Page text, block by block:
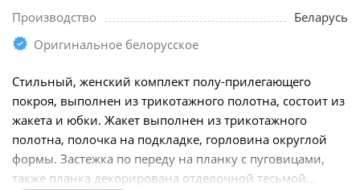
Производство
Беларусь
Оригинальное белорусское
Стильный, женский комплект полу-прилегающего
покроя, выполнен из трикотажного полотна, состоит из
жакета и юбки. Жакет выполнен из трикотажного
полотна, полочка на подкладке, горловина округлой
формы. Застежка по переду на планку с пуговицами,
также планка декорирована отделочной тесьмой...